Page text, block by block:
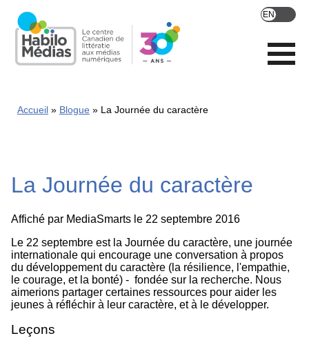
main
content
Accueil Blogue La Journée du caractère
La Journée du caractère
Affiché par MediaSmarts le 22 septembre 2016
Le 22 septembre est la Journée du caractère, une journée
internationale qui encourage une conversation à propos
du développement du caractère (la résilience, l'empathie,
le courage, et la bonté) - fondée sur la recherche. Nous
aimerions partager certaines ressources pour aider les
jeunes à réfléchir à leur caractère, et à le développer.
Leçons